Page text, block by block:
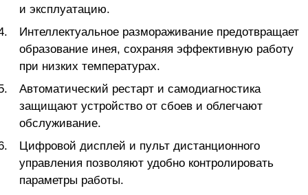
и эксплуатацию.
Интеллектуальное размораживание предотвращает
образование инея, сохраняя эффективную работу
при низких температурах.
Автоматический рестарт и самодиагностика
защищают устройство от сбоев и облегчают
обслуживание.
Цифровой дисплей и пульт дистанционного
управления позволяют удобно контролировать
параметры работы.